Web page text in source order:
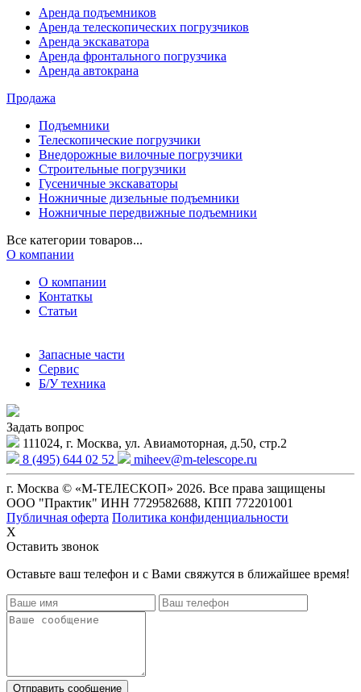
Аренда подъемников
Аренда телескопических погрузчиков
Аренда экскаватора
Аренда фронтального погрузчика
Аренда автокрана
Продажа
Подъемники
Телескопические погрузчики
Внедорожные вилочные погрузчики
Строительные погрузчики
Гусеничные экскаваторы
Ножничные дизельные подъемники
Ножничные передвижные подъемники
Все категории товаров...
О компании
О компании
Контаткы
Статьи
Запасные части
Сервис
Б/У техника
Задать вопрос
111024, г. Москва, ул. Авиамоторная, д.50, стр.2
8 (495) 644 02 52
miheev@m-telescope.ru
г. Москва © «М-ТЕЛЕСКОП» 2026. Все права защищены
ООО "Практик" ИНН 7729582688, КПП 772201001
Публичная оферта Политика конфиденциальности
X
Оставить звонок
Оставьте ваш телефон и с Вами свяжутся в ближайшее время!
Отправить сообщение